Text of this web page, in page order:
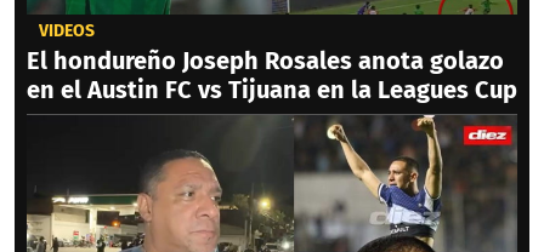
VIDEOS
El hondureño Joseph Rosales anota golazo
en el Austin FC vs Tijuana en la Leagues Cup